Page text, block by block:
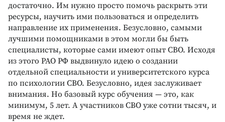
достаточно. Им нужно просто помочь раскрыть эти
ресурсы, научить ими пользоваться и определить
направление их применения. Безусловно, самыми
лучшими помощниками в этом могли бы быть
специалисты, которые сами имеют опыт СВО. Исходя
из этого РАО РФ выдвинуло идею о создании
отдельной специальности и университетского курса
по психологии СВО. Безусловно, идея заслуживает
внимания. Но базовый курс обучения — это, как
минимум, 5 лет. А участников СВО уже сотни тысяч, и
время не ждет.